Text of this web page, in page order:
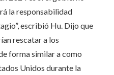
la responsabilidad
escribió Hu. Dijo que
rescatar a los
forma similar a como
Unidos durante la